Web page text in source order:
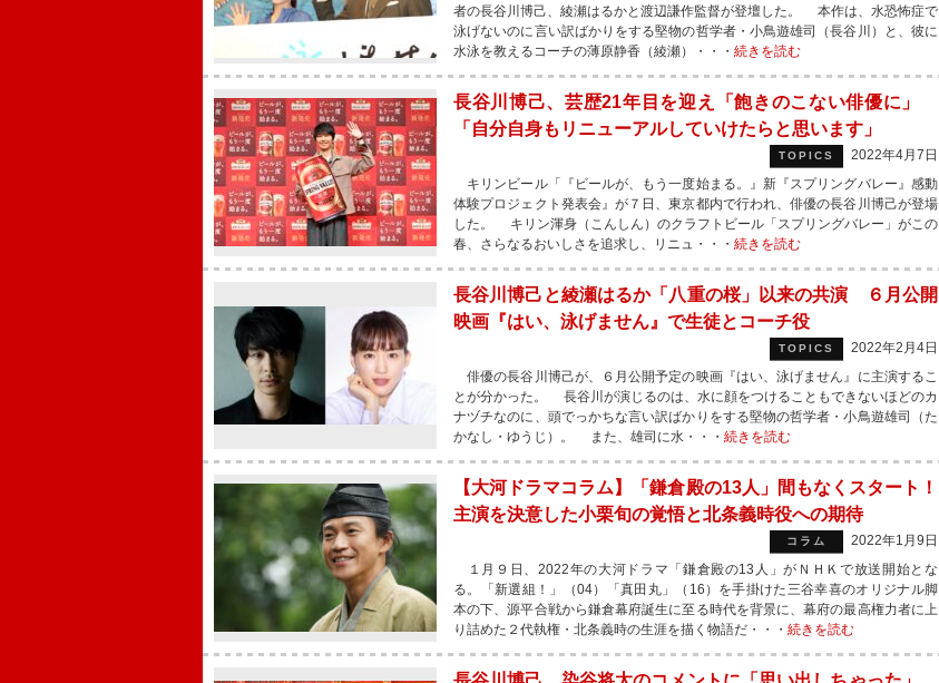
者の長谷川博己、綾瀬はるかと渡辺謙作監督が登壇した。 本作は、水恐怖症で
泳げないのに言い訳ばかりをする堅物の哲学者・小鳥遊雄司（長谷川）と、彼に
水泳を教えるコーチの薄原静香（綾瀬）・・・ 続きを読む
長谷川博己、芸歴21年目を迎え「飽きのこない俳優に」
「自分自身もリニューアルしていけたらと思います」
TOPICS
2022年4月7日
キリンビール「『ビールが、もう一度始まる。』新『スプリングバレー』感動
体験プロジェクト発表会』が７日、東京都内で行われ、俳優の長谷川博己が登場
した。 キリン渾身（こんしん）のクラフトビール「スプリングバレー」がこの
春、さらなるおいしさを追求し、リニュ・・・ 続きを読む
長谷川博己と綾瀬はるか「八重の桜」以来の共演 ６月公開
映画『はい、泳げません』で生徒とコーチ役
TOPICS
2022年2月4日
俳優の長谷川博己が、６月公開予定の映画『はい、泳げません』に主演するこ
とが分かった。 長谷川が演じるのは、水に顔をつけることもできないほどのカ
ナヅチなのに、頭でっかちな言い訳ばかりをする堅物の哲学者・小鳥遊雄司（た
かなし・ゆうじ）。 また、雄司に水・・・ 続きを読む
【大河ドラマコラム】「鎌倉殿の13人」間もなくスタート！
主演を決意した小栗旬の覚悟と北条義時役への期待
コラム
2022年1月9日
１月９日、2022年の大河ドラマ「鎌倉殿の13人」がＮＨＫで放送開始とな
る。「新選組！」（04）「真田丸」（16）を手掛けた三谷幸喜のオリジナル脚
本の下、源平合戦から鎌倉幕府誕生に至る時代を背景に、幕府の最高権力者に上
り詰めた２代執権・北条義時の生涯を描く物語だ・・・ 続きを読む